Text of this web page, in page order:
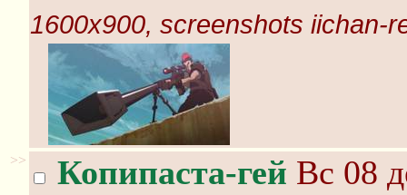
1600x900, screenshots iichan-
>> Копипаста-гей Вс 08